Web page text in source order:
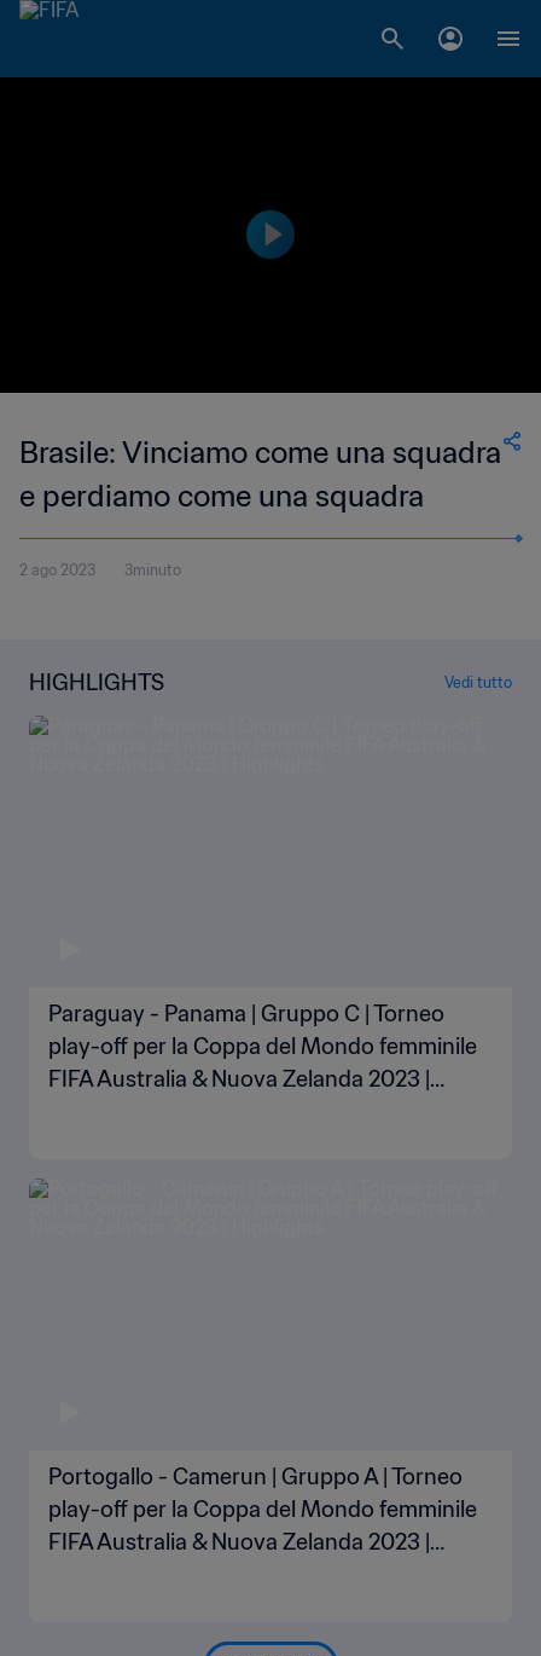
Brasile: Vinciamo come una squadra
e perdiamo come una squadra
2 ago 2023 3minuto
HIGHLIGHTS Vedi tutto
Paraguay - Panama | Gruppo C | Torneo
play-off per la Coppa del Mondo femminile
FIFA Australia & Nuova Zelanda 2023 |
Portogallo - Camerun | Gruppo A | Torneo
play-off per la Coppa del Mondo femminile
FIFA Australia & Nuova Zelanda 2023 |